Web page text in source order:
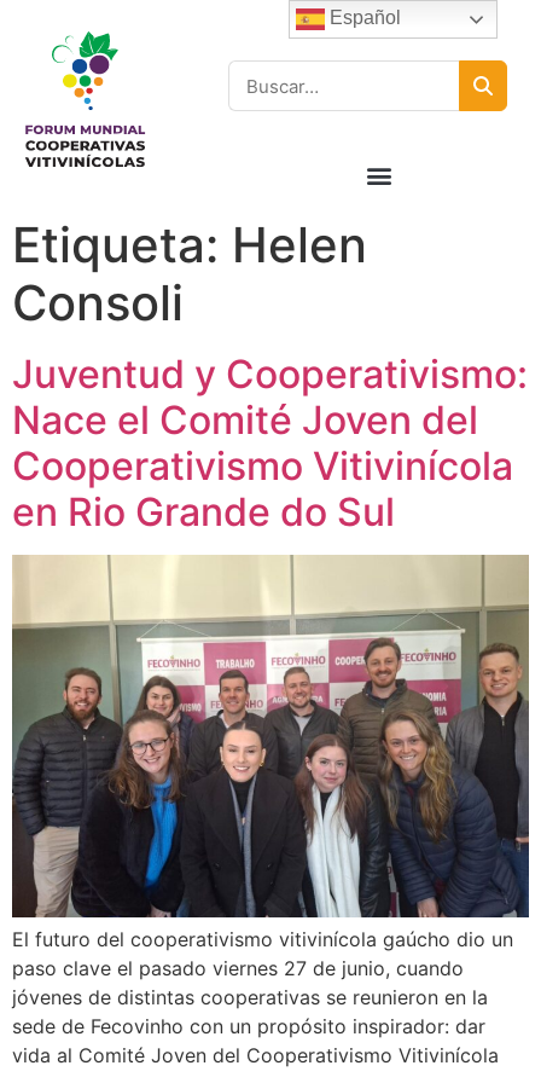
Etiqueta: Helen
Consoli
Juventud y Cooperativismo:
Nace el Comité Joven del
Cooperativismo Vitivinícola
en Rio Grande do Sul
El futuro del cooperativismo vitivinícola gaúcho dio un
paso clave el pasado viernes 27 de junio, cuando
jóvenes de distintas cooperativas se reunieron en la
sede de Fecovinho con un propósito inspirador: dar
vida al Comité Joven del Cooperativismo Vitivinícola
Español